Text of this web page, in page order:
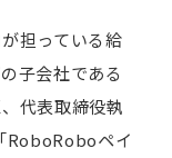
担っている給
子会社である
代表取締役執
RoboRoboペイ